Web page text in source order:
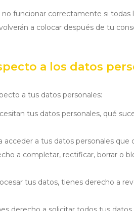
funcionar correctamente si todas
a colocar después de tu
a los datos
a tus datos personales:
tus datos personales, qué
acceder a tus datos personales que
a completar, rectificar, borrar o
tus datos, tienes derecho a